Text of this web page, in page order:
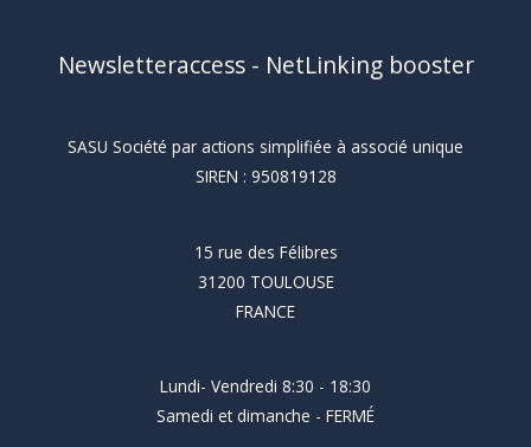
Newsletteraccess - NetLinking booster
SASU Société par actions simplifiée à associé unique
SIREN : 950819128
15 rue des Félibres
31200 TOULOUSE
FRANCE
Lundi- Vendredi 8:30 - 18:30
Samedi et dimanche - FERMÉ